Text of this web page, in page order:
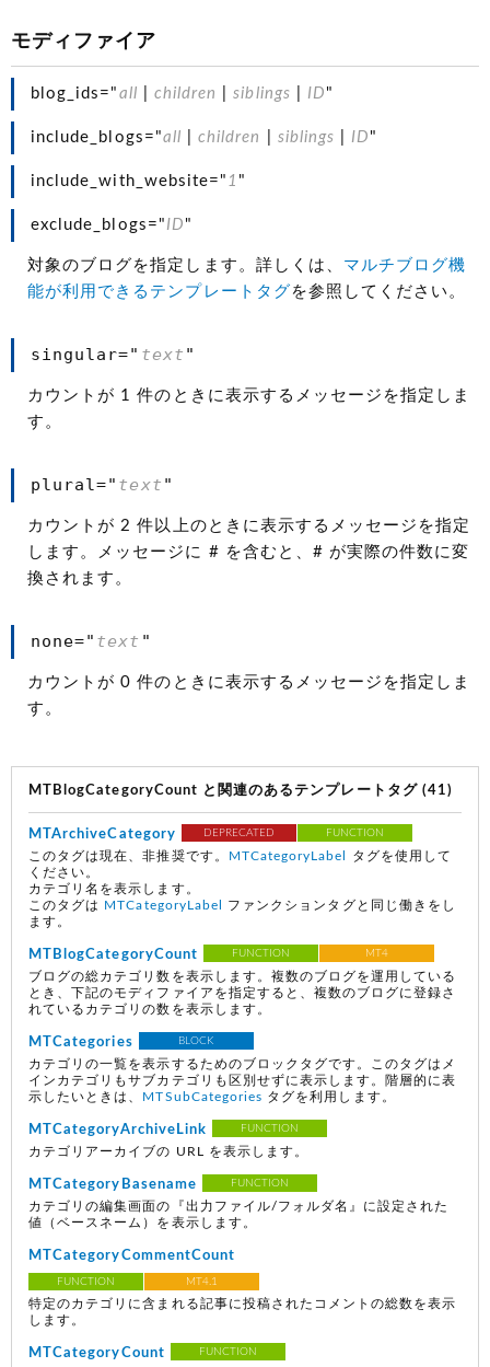
モディファイア
blog_ids=" all children |siblings ID "
include_blogs="all |children siblings ID "
include_with_website=" 1 "
exclude_blogs=" ID "
対象のブログを指定します。詳しくは、 マルチブログ機
能が利用できるテンプレートタグ を参照してください。
singular=" text "
カウントが 1 件のときに表示するメッセージを指定しま
す。
plural=" text "
カウントが 2 件以上のときに表示するメッセージを指定
します。メッセージに # を含むと、# が実際の件数に変
換されます。
none=" text "
カウントが 0 件のときに表示するメッセージを指定しま
す。
MTBlogCategoryCount と関連のあるテンプレートタグ (41)
MTArchiveCategory DEPRECATED FUNCTION
このタグは現在、非推奨です。 MTCategoryLabel
タグを使用して
ください。
カテゴリ名を表示します。
このタグは
MTCategoryLabel
ファンクションタグと同じ働きをし
ます。
MTBlogCategoryCount FUNCTION MT4
ブログの総カテゴリ数を表示します。複数のブログを運用している
とき、下記のモディファイアを指定すると、複数のブログに登録さ
れているカテゴリの数を表示します。
MTCategories BLOCK
カテゴリの一覧を表示するためのブロックタグです。このタグはメ
インカテゴリもサブカテゴリも区別せずに表示します。階層的に表
示したいときは、
MTSubCategories タグを利用します。
MTCategoryArchiveLink FUNCTION
カテゴリアーカイブの URL を表示します。
MTCategoryBasename FUNCTION
カテゴリの編集画面の『出力ファイル/フォルダ名』に設定された
値（ベースネーム）を表示します。
MTCategoryCommentCount
FUNCTION MT4.1
特定のカテゴリに含まれる記事に投稿されたコメントの総数を表示
します。
MTCategoryCount FUNCTION